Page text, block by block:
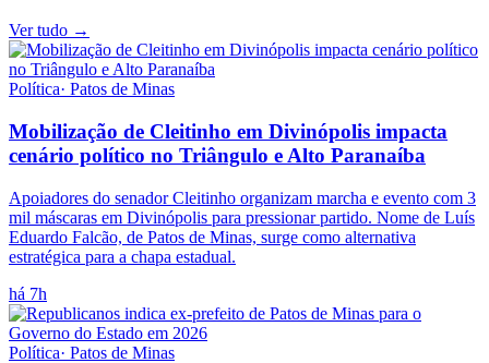
Ver tudo →
Política· Patos de Minas
Mobilização de Cleitinho em Divinópolis impacta
cenário político no Triângulo e Alto Paranaíba
Apoiadores do senador Cleitinho organizam marcha e evento com 3
mil máscaras em Divinópolis para pressionar partido. Nome de Luís
Eduardo Falcão, de Patos de Minas, surge como alternativa
estratégica para a chapa estadual.
há 7h
Política· Patos de Minas